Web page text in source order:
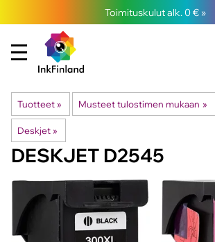
Toimituskulut alk. 0 € »
Tuotteet ‪» Musteet tulostimen mukaan ‪»
Deskjet ‪»
DESKJET D2545